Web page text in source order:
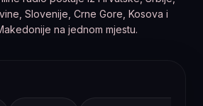
Slovenije, Crne Gore, Kosova i
na jednom mjestu.